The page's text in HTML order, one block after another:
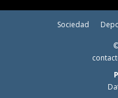
Sociedad